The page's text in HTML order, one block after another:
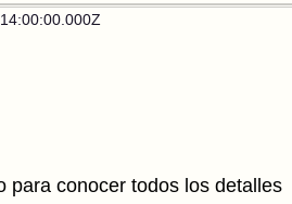
para conocer todos los detalles